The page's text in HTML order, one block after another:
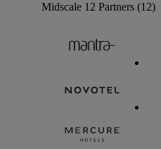
Midscale 12 Partners (12)